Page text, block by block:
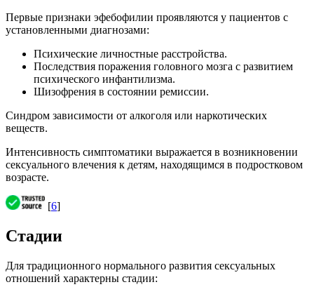
Первые признаки эфебофилии проявляются у пациентов с
установленными диагнозами:
Психические личностные расстройства.
Последствия поражения головного мозга с развитием
психического инфантилизма.
Шизофрения в состоянии ремиссии.
Синдром зависимости от алкоголя или наркотических
веществ.
Интенсивность симптоматики выражается в возникновении
сексуального влечения к детям, находящимся в подростковом
возрасте.
[6]
Стадии
Для традиционного нормального развития сексуальных
отношений характерны стадии: